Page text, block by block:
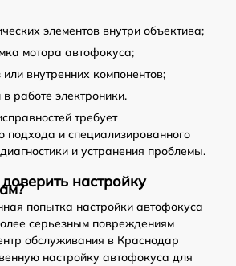
элементов внутри объектива;
мотора автофокуса;
внутренних компонентов;
работе электроники.
требует
подхода и специализированного
и устранения проблемы.
настройку
попытка настройки автофокуса
серьезным повреждениям
обслуживания в Краснодар
настройку автофокуса для